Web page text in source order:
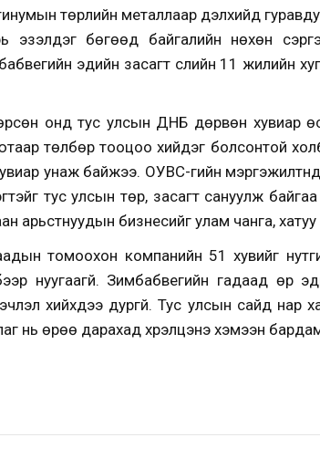
төрлийн металлаар дэлхийд
эзэлдэг бөгөөд байгалийн нөхөн
эдийн засагт сүүлийн 11 жилийн
онд тус улсын ДНБ дөрвөн хувиар
төлбөр тооцоо хийдэг болсонтой
унаж байжээ. ОУВС-гийн
тус улсын төр, засагт сануулж
арьстнуудын бизнесийг улам чанга,
томоохон компанийн 51 хувийг
нуугаагүй. Зимбабвегийн гадаад өр
хийхдээ дургүй. Тус улсын сайд
нь өрөө дарахад хүрэлцэнэ хэмээн